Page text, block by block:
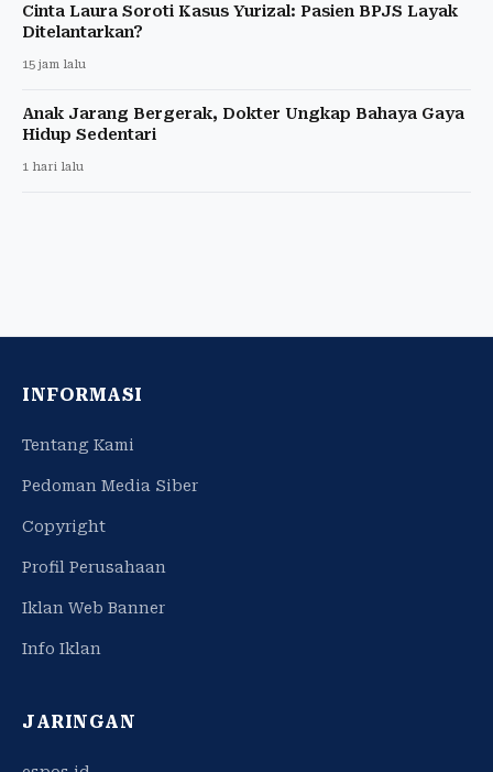
Cinta Laura Soroti Kasus Yurizal: Pasien BPJS Layak
Ditelantarkan?
15 jam lalu
Anak Jarang Bergerak, Dokter Ungkap Bahaya Gaya
Hidup Sedentari
1 hari lalu
INFORMASI
Tentang Kami
Pedoman Media Siber
Copyright
Profil Perusahaan
Iklan Web Banner
Info Iklan
JARINGAN